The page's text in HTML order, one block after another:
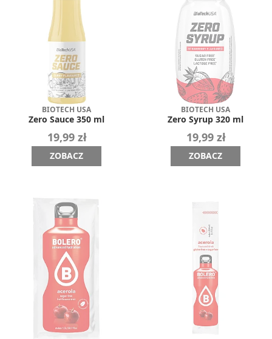
BIOTECH USA
Zero Sauce 350 ml
19,99 zł
ZOBACZ
BIOTECH USA
Zero Syrup 320 ml
19,99 zł
ZOBACZ